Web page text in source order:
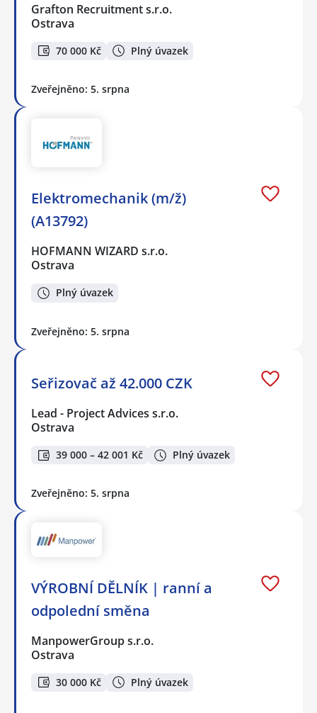
Grafton Recruitment s.r.o.
Ostrava
70 000 Kč Plný úvazek
Zveřejněno: 5. srpna
Elektromechanik (m/ž)
(A13792)
HOFMANN WIZARD s.r.o.
Ostrava
Plný úvazek
Zveřejněno: 5. srpna
Seřizovač až 42.000 CZK
Lead - Project Advices s.r.o.
Ostrava
39 000 – 42 001 Kč Plný úvazek
Zveřejněno: 5. srpna
VÝROBNÍ DĚLNÍK | ranní a
odpolední směna
ManpowerGroup s.r.o.
Ostrava
30 000 Kč Plný úvazek